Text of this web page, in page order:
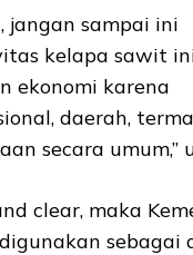
jangan sampai ini
kelapa sawit
ekonomi karena
daerah,
secara umum,”
clear, maka
sebagai